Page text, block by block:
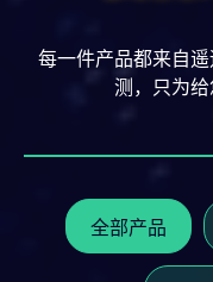
每一件产品都来自
测，只为
全部产品